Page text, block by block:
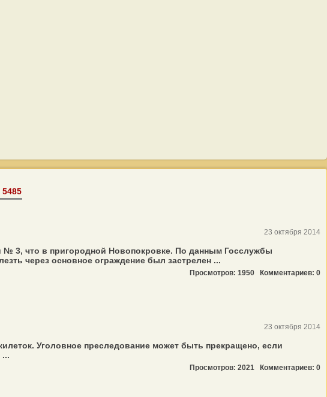
23 октября 2014
№ 3, что в пригородной Новопокровке. По данным Госслужбы
через основное ограждение был застрелен ...
Просмотров: 1950 Комментариев: 0
23 октября 2014
Уголовное преследование может быть прекращено, если
Просмотров: 2021 Комментариев: 0